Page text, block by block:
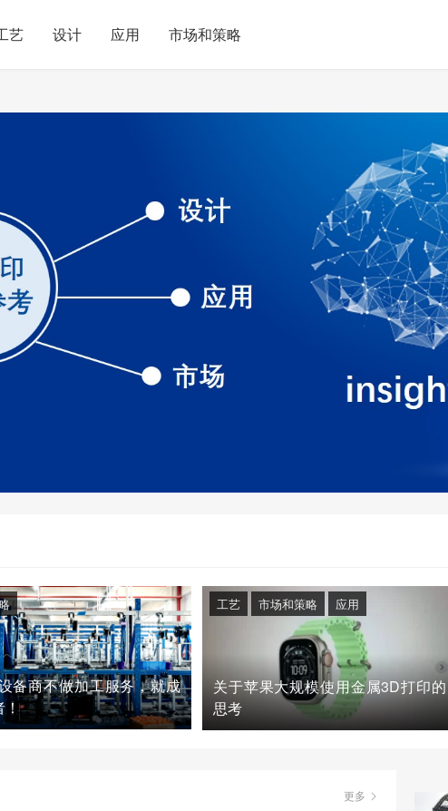
艺 设计 应用 市场和策略
备商不做加工服务，就成
！
关于苹果大规模使用金属3D打印的
思考
工艺 市场和策略 应用
更多